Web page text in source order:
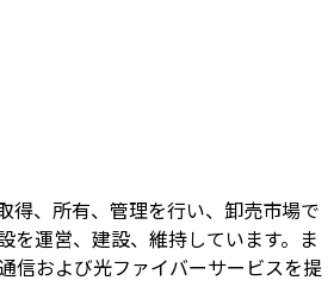
得、所有、管理を行い、卸売市場で
を運営、建設、維持しています。ま
信および光ファイバーサービスを提